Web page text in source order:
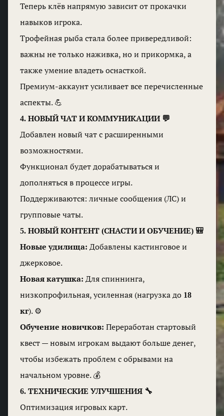
Теперь клёв напрямую зависит от прокачки
навыков игрока.
Трофейная рыба стала более привередливой:
важны не только наживка, но и прикормка, а
также умение владеть оснасткой.
Премиум-аккаунт усиливает все перечисленные
аспекты. 💪
4. НОВЫЙ ЧАТ И КОММУНИКАЦИИ 💬
Добавлен новый чат с расширенными
возможностями.
Функционал будет дорабатываться и
дополняться в процессе игры.
Поддерживаются: личные сообщения (ЛС) и
групповые чаты.
5. НОВЫЙ КОНТЕНТ (СНАСТИ И ОБУЧЕНИЕ) 🎒
Новые удилища: Добавлены кастинговое и
джерковое.
Новая катушка: Для спиннинга,
низкопрофильная, усиленная (нагрузка до 18
кг). ⚙️
Обучение новичков: Переработан стартовый
квест — новым игрокам выдают больше денег,
чтобы избежать проблем с обрывами на
начальном уровне. 💰
6. ТЕХНИЧЕСКИЕ УЛУЧШЕНИЯ 🔧
Оптимизация игровых карт.